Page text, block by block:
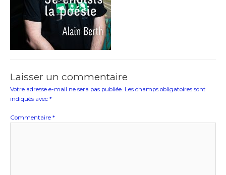
Laisser un commentaire
Votre adresse e-mail ne sera pas publiée. Les champs obligatoires sont
indiqués avec *
Commentaire *